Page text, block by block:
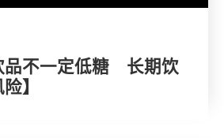
品不一定低糖 长期饮
】